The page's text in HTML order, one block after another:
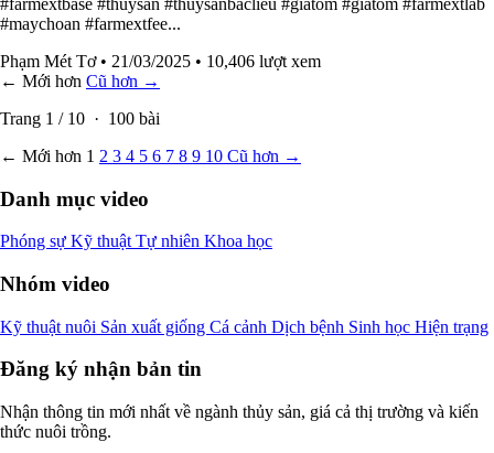
#maychoan #farmextfee...
Phạm Mét Tơ • 21/03/2025 • 10,406 lượt xem
← Mới hơn Cũ hơn →
Trang 1 / 10 · 100 bài
← Mới hơn 1 2 3 4 5 6 7 8 9 10 Cũ hơn →
Danh mục video
Phóng sự Kỹ thuật Tự nhiên Khoa học
Nhóm video
Kỹ thuật nuôi Sản xuất giống Cá cảnh Dịch bệnh Sinh học Hiện trạng
Đăng ký nhận bản tin
Nhận thông tin mới nhất về ngành thủy sản, giá cả thị trường và kiến
thức nuôi trồng.